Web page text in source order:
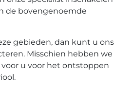
de bovengenoemde
gebieden, dan kunt u ons
Misschien hebben we
u voor het ontstoppen